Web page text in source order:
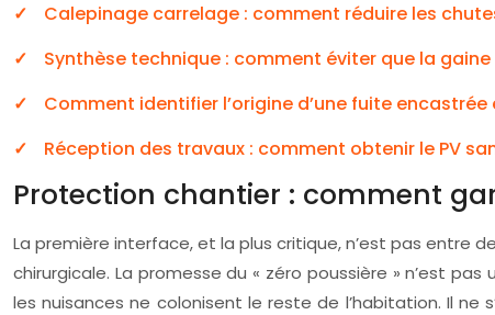
Calepinage carrelage : comment réduire les
Synthèse technique : comment éviter que la
Comment identifier l’origine d’une fuite
Réception des travaux : comment obtenir le PV
Protection chantier : comment
La première interface, et la plus critique, n’est pas entre
chirurgicale. La promesse du « zéro poussière » n’est
les nuisances ne colonisent le reste de l’habitation. Il